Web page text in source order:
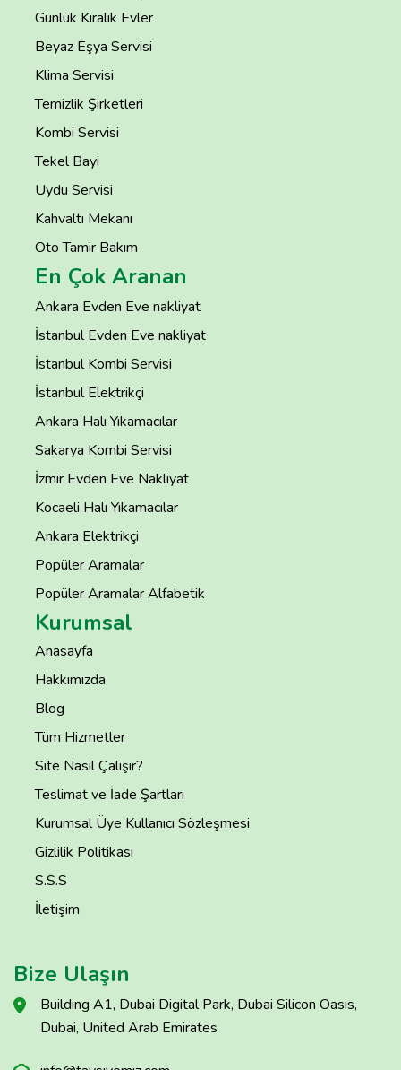
Günlük Kiralık Evler
Beyaz Eşya Servisi
Klima Servisi
Temizlik Şirketleri
Kombi Servisi
Tekel Bayi
Uydu Servisi
Kahvaltı Mekanı
Oto Tamir Bakım
En Çok Aranan
Ankara Evden Eve nakliyat
İstanbul Evden Eve nakliyat
İstanbul Kombi Servisi
İstanbul Elektrikçi
Ankara Halı Yıkamacılar
Sakarya Kombi Servisi
İzmir Evden Eve Nakliyat
Kocaeli Halı Yıkamacılar
Ankara Elektrikçi
Popüler Aramalar
Popüler Aramalar Alfabetik
Kurumsal
Anasayfa
Hakkımızda
Blog
Tüm Hizmetler
Site Nasıl Çalışır?
Teslimat ve İade Şartları
Kurumsal Üye Kullanıcı Sözleşmesi
Gizlilik Politikası
S.S.S
İletişim
Bize Ulaşın
Building A1, Dubai Digital Park, Dubai Silicon Oasis,
Dubai, United Arab Emirates